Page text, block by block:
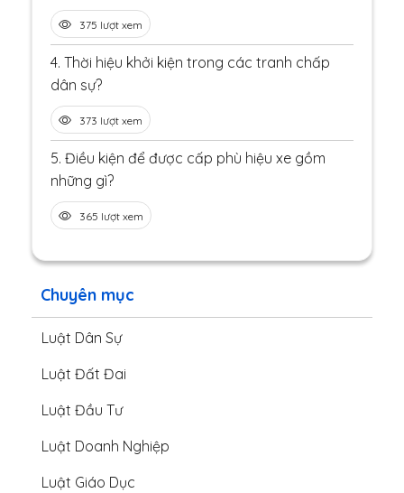
Chuyên mục
Luật Dân Sự
Luật Đất Đai
Luật Đầu Tư
Luật Doanh Nghiệp
Luật Giáo Dục
375 lượt xem
4. Thời hiệu khởi kiện trong các tranh chấp
dân sự?
373 lượt xem
5. Điều kiện để được cấp phù hiệu xe gồm
những gì?
365 lượt xem